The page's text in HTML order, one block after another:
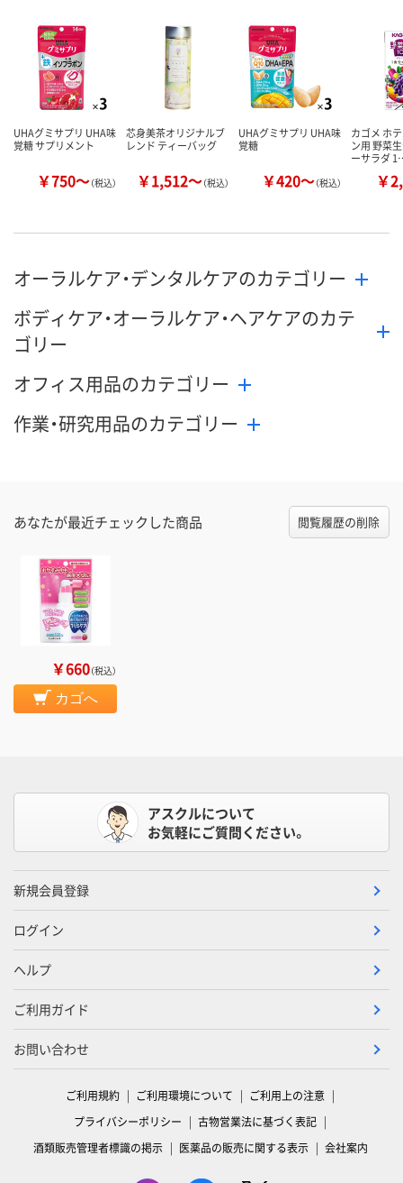
UHAグミサプリ UHA味
覚糖 サプリメント
￥750～（税込）
芯身美茶オリジナルブ
レンド ティーバッグ
￥1,512～（税込）
UHAグミサプリ UHA味
覚糖
￥420～（税込）
カゴメ ホ
ン用 野菜
ーサラダ
￥
オーラルケア・デンタルケアのカテゴリー
ボディケア・オーラルケア・ヘアケアのカテ
ゴリー
オフィス用品のカテゴリー
作業・研究用品のカテゴリー
あなたが最近チェックした商品 閲覧履歴の削除
￥660（税込）
カゴへ
アスクルについて
お気軽にご質問ください。
新規会員登録
ログイン
ヘルプ
ご利用ガイド
お問い合わせ
ご利用規約 ご利用環境について
ご利用上の注意
プライバシーポリシー
古物営業法に基づく表記
酒類販売管理者標識の掲示
医薬品の販売に関する表示 会社案内